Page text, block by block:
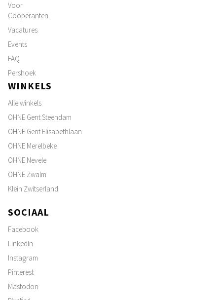
Voor
Coöperanten
Vacatures
Events
FAQ
Pershoek
WINKELS
Alle winkels
OHNE Gent Steendam
OHNE Gent Elisabethlaan
OHNE Merelbeke
OHNE Nevele
OHNE Zwalm
Klein Zwitserland
SOCIAAL
Facebook
LinkedIn
Instagram
Pinterest
Mastodon